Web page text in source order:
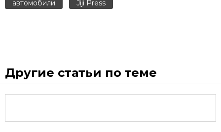
автомобили Jiji Press
Другие статьи по теме